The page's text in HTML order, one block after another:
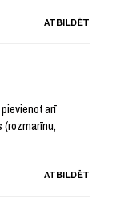
ATBILDĒT
arī
ATBILDĒT